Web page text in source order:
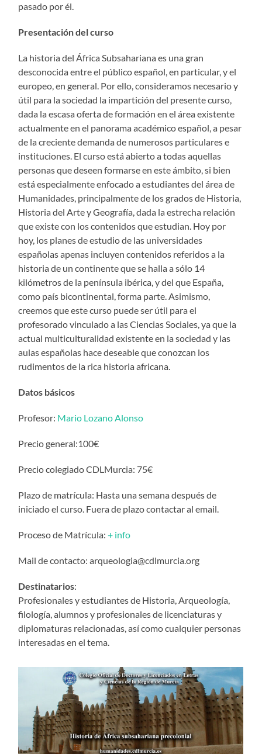
pasado por él.
Presentación del curso
La historia del África Subsahariana es una gran
desconocida entre el público español, en particular, y el
europeo, en general. Por ello, consideramos necesario y
útil para la sociedad la impartición del presente curso,
dada la escasa oferta de formación en el área existente
actualmente en el panorama académico español, a pesar
de la creciente demanda de numerosos particulares e
instituciones. El curso está abierto a todas aquellas
personas que deseen formarse en este ámbito, si bien
está especialmente enfocado a estudiantes del área de
Humanidades, principalmente de los grados de Historia,
Historia del Arte y Geografía, dada la estrecha relación
que existe con los contenidos que estudian. Hoy por
hoy, los planes de estudio de las universidades
españolas apenas incluyen contenidos referidos a la
historia de un continente que se halla a sólo 14
kilómetros de la península ibérica, y del que España,
como país bicontinental, forma parte. Asimismo,
creemos que este curso puede ser útil para el
profesorado vinculado a las Ciencias Sociales, ya que la
actual multiculturalidad existente en la sociedad y las
aulas españolas hace deseable que conozcan los
rudimentos de la rica historia africana.
Datos básicos
Profesor: Mario Lozano Alonso
Precio general:100€
Precio colegiado CDLMurcia: 75€
Plazo de matrícula: Hasta una semana después de
iniciado el curso. Fuera de plazo contactar al email.
Proceso de Matrícula:+ info
Mail de contacto: arqueologia@cdlmurcia.org
Destinatarios:
Profesionales y estudiantes de Historia, Arqueología,
filología, alumnos y profesionales de licenciaturas y
diplomaturas relacionadas, así como cualquier personas
interesadas en el tema.